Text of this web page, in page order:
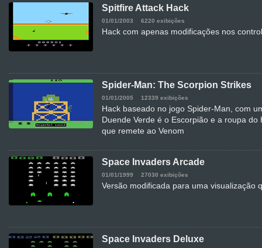
Spitfire Attack Hack
01/01/2003 6220 exibições
Hack com apenas modificações nos
Spider-Man: The Scorpion Strikes
01/01/2005 12339 exibições
Hack baseado no jogo Spider-Man, com
Duende Verde é o Escorpião e a roupa
que remete ao Venom
Space Invaders Arcade
01/01/1999 27030 exibições
Versão modificada para uma visualização
Space Invaders Deluxe